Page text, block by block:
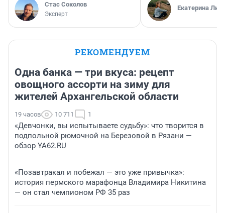
Стас Соколов
Эксперт
Екатерина
РЕКОМЕНДУЕМ
Одна банка — три вкуса: рецепт
овощного ассорти на зиму для
жителей Архангельской области
19 часов 10 711 1
«Девчонки, вы испытываете судьбу»: что творится в
подпольной рюмочной на Березовой в Рязани —
обзор YA62.RU
«Позавтракал и побежал — это уже привычка»:
история пермского марафонца Владимира Никитина
— он стал чемпионом РФ 35 раз